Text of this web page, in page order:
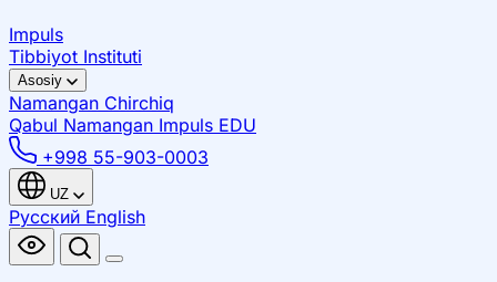
Impuls
Tibbiyot Instituti
Asosiy
Namangan Chirchiq
Qabul Namangan Impuls EDU
+998 55-903-0003
UZ
Русский English